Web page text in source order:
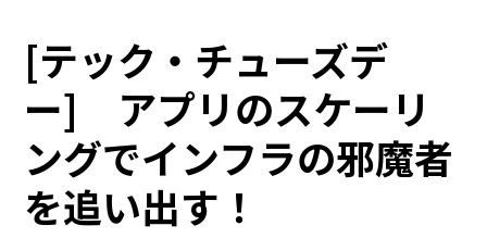
[テック・チューズデ
ー] アプリのスケーリ
ングでインフラの邪魔者
を追い出す！